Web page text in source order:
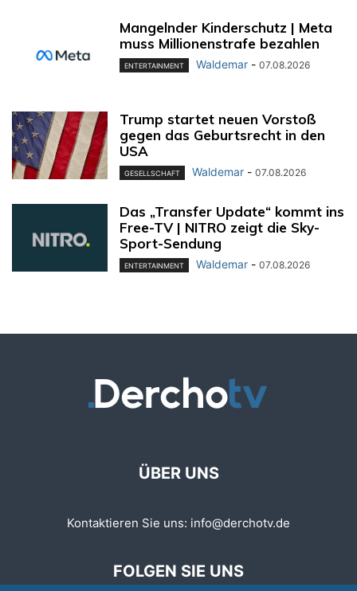
Mangelnder Kinderschutz | Meta
muss Millionenstrafe bezahlen
ENTERTAINMENT Waldemar - 07.08.2026
Trump startet neuen Vorstoß
gegen das Geburtsrecht in den
USA
GESELLSCHAFT Waldemar - 07.08.2026
Das „Transfer Update“ kommt ins
Free-TV | NITRO zeigt die Sky-
Sport-Sendung
ENTERTAINMENT Waldemar - 07.08.2026
ÜBER UNS
Kontaktieren Sie uns: info@derchotv.de
FOLGEN SIE UNS